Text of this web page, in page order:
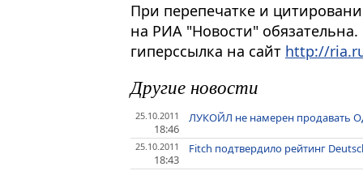
При перепечатке и
на РИА "Новости"
гиперссылка на сайт http://
Другие новости
25.10.2011
18:46
ЛУКОЙЛ не намерен продавать
25.10.2011
18:43
Fitch подтвердило рейтинг